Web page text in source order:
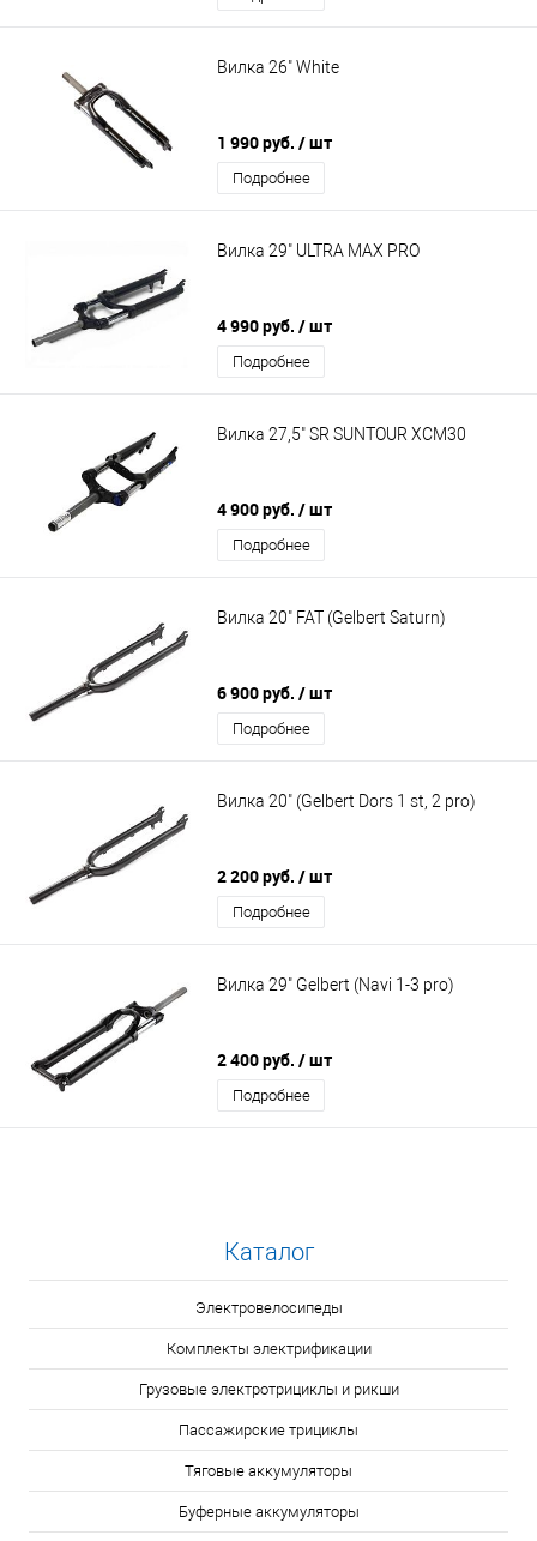
Вилка 26" White
1 990 руб. / шт
Подробнее
Вилка 29" ULTRA MAX PRO
4 990 руб. / шт
Подробнее
Вилка 27,5" SR SUNTOUR XCM30
4 900 руб. / шт
Подробнее
Вилка 20" FAT (Gelbert Saturn)
6 900 руб. / шт
Подробнее
Вилка 20" (Gelbert Dors 1 st, 2 pro)
2 200 руб. / шт
Подробнее
Вилка 29" Gelbert (Navi 1-3 pro)
2 400 руб. / шт
Подробнее
Каталог
Электровелосипеды
Комплекты электрификации
Грузовые электротрициклы и рикши
Пассажирские трициклы
Тяговые аккумуляторы
Буферные аккумуляторы